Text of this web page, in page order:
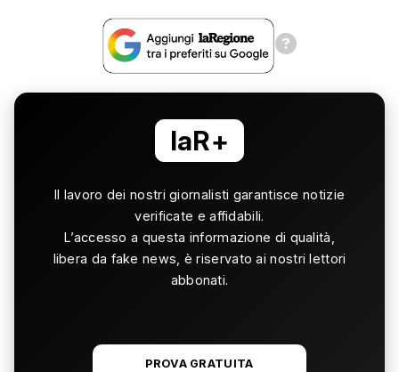
laR+
Il lavoro dei nostri giornalisti garantisce notizie
verificate e affidabili.
L’accesso a questa informazione di qualità,
libera da fake news, è riservato ai nostri lettori
abbonati.
PROVA GRATUITA